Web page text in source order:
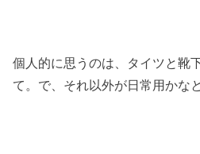
個人的に思うのは、タイツと靴
て。で、それ以外が日常用かな